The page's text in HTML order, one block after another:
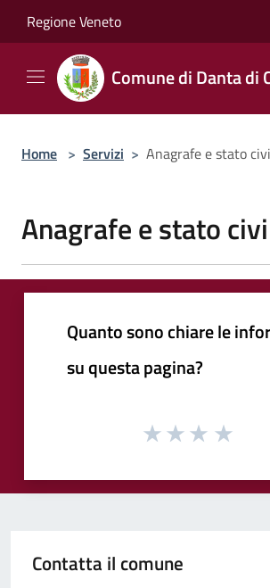
Regione Veneto
Comune di Danta di
Home > Servizi > Anagrafe e stato
Anagrafe e stato
Quanto sono chiare le
su questa pagina?
Contatta il comune